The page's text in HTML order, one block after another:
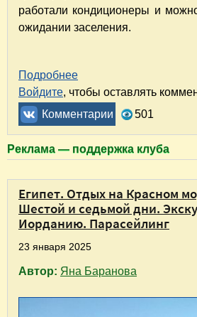
работали кондиционеры и
ожидании заселения.
Подробнее
Войдите, чтобы оставлять
Комментарии
501
Реклама — поддержка клуба
Египет. Отдых на Красном
Шестой и седьмой дни.
Иорданию. Парасейлинг
23 января 2025
Автор: Яна Баранова